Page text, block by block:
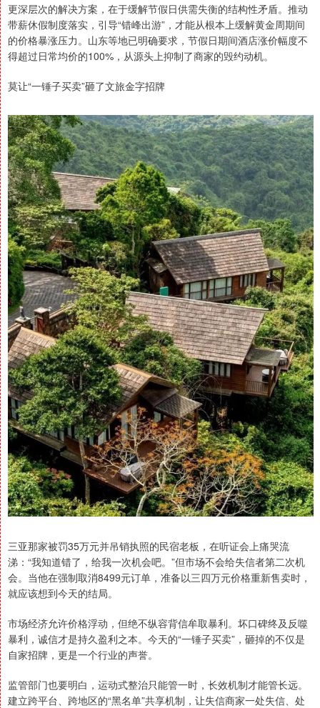
更深层次的解决方案，在于缓解节假日供需失衡的结构性矛盾。推动
带薪休假制度落实，引导“错峰出游”，才能从根本上缓解黄金周期间
的价格暴涨压力。山东等地已明确要求，节假日期间酒店涨价幅度不
得超过日常均价的100%，从源头上抑制了商家的毁约动机。
莫让“一锤子买卖”砸了文旅金字招牌
三亚那家被罚35万元并吊销执照的民宿老板，在听证会上痛哭流
涕：“我知道错了，给我一次机会吧。”但市场不会给失信者第二次机
会。当他在强制取消8499元订单，准备以三四万元价格重新售卖时，
就应该想到今天的结局。
市场经济允许价格浮动，但绝不纵容背信牟取暴利。坏口碑终及反噬
暴利，诚信才是持久盈利之本。今天的“一锤子买卖”，砸掉的不仅是
自家招牌，更是一个行业的声誉。
监管部门也要明白，运动式整治只能管一时，长效机制才能管长远。
建立跨平台、跨地区的“黑名单”共享机制，让失信商家一处失信、处